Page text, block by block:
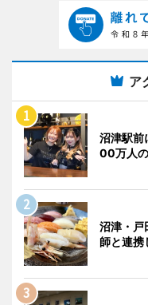
ア
沼津駅
00万人
沼津・
師と連携